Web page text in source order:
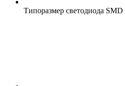
Типоразмер светодиода SMD